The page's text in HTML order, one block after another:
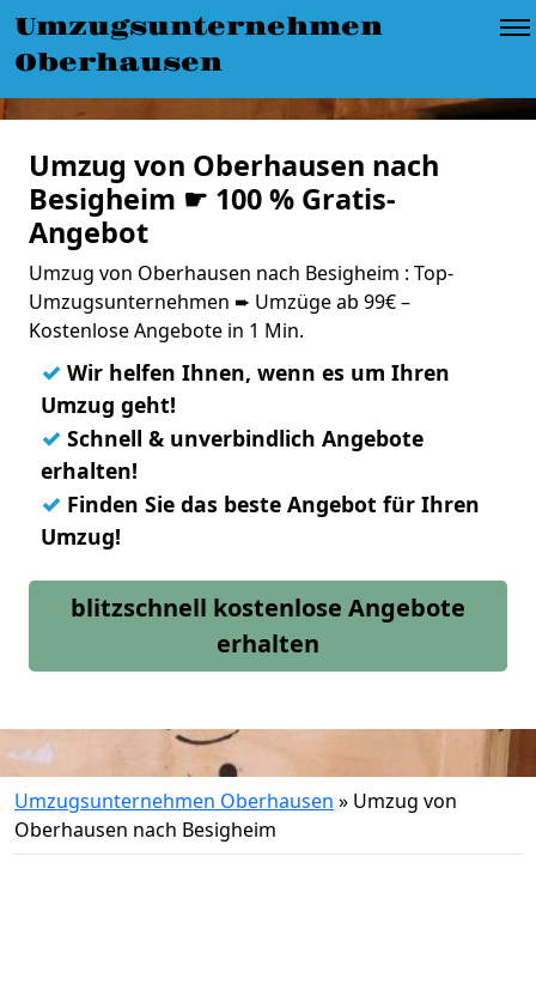
Umzugsunternehmen
Oberhausen
Umzug von Oberhausen nach
Besigheim ☛ 100 % Gratis-
Angebot
Umzug von Oberhausen nach Besigheim : Top-
Umzugsunternehmen ➨ Umzüge ab 99€ –
Kostenlose Angebote in 1 Min.
✓ Wir helfen Ihnen, wenn es um Ihren
Umzug geht!
✓ Schnell & unverbindlich Angebote
erhalten!
✓ Finden Sie das beste Angebot für Ihren
Umzug!
blitzschnell kostenlose Angebote
erhalten
Umzugsunternehmen Oberhausen » Umzug von
Oberhausen nach Besigheim